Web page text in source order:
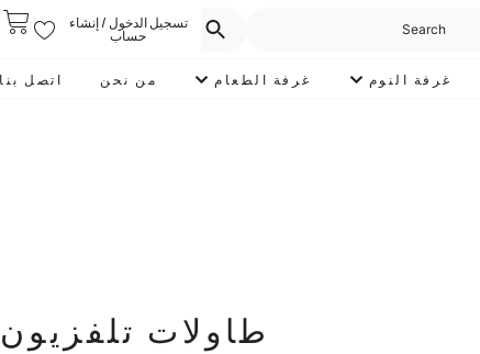
تسجيل الدخول / إنشاء
حساب
غرفة النوم غرفة الطعام من نحن اتصل بنا
طاولات تلفزيون